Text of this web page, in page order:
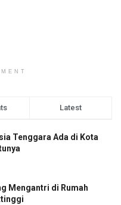
Latest
Tenggara Ada di Kota
Mengantri di Rumah